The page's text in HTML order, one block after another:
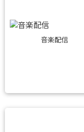
音楽配信